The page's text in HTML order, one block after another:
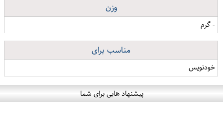
وزن
- گرم
مناسب برای
خودنویس
پیشنهاد هایی برای شما